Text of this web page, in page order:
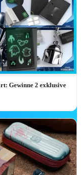
bin zum Teil deutsch!”
mit Alexandro
Wicked Wonderland
Kiara Romero & Liamani
Tour, Rapunzel-Wunsch
NEU IN DER
Gewinne 2 exklusive